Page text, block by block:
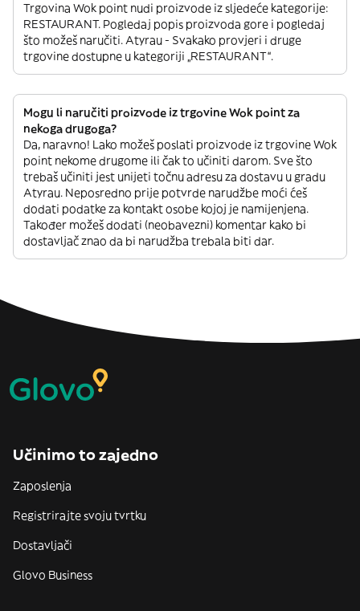
Trgovina Wok point nudi proizvode iz sljedeće kategorije:
RESTAURANT. Pogledaj popis proizvoda gore i pogledaj
što možeš naručiti. Atyrau - Svakako provjeri i druge
trgovine dostupne u kategoriji „RESTAURANT“.
Mogu li naručiti proizvode iz trgovine Wok point za
nekoga drugoga?
Da, naravno! Lako možeš poslati proizvode iz trgovine Wok
point nekome drugome ili čak to učiniti darom. Sve što
trebaš učiniti jest unijeti točnu adresu za dostavu u gradu
Atyrau. Neposredno prije potvrde narudžbe moći ćeš
dodati podatke za kontakt osobe kojoj je namijenjena.
Također možeš dodati (neobavezni) komentar kako bi
dostavljač znao da bi narudžba trebala biti dar.
Učinimo to zajedno
Zaposlenja
Registrirajte svoju tvrtku
Dostavljači
Glovo Business